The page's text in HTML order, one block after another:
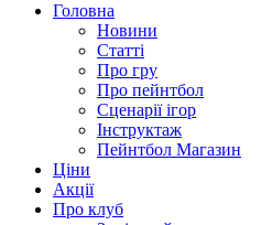
Головна
Новини
Статті
Про гру
Про пейнтбол
Сценарії ігор
Інструктаж
Пейнтбол Магазин
Ціни
Акції
Про клуб